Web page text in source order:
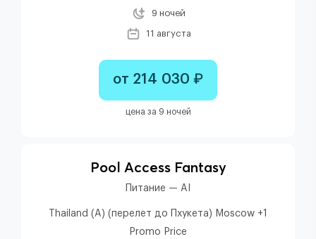
9 ночей
11 августа
от 214 030 ₽
цена за 9 ночей
Pool Access Fantasy
Питание — AI
Thailand (A) (перелет до Пхукета) Moscow +1
Promo Price